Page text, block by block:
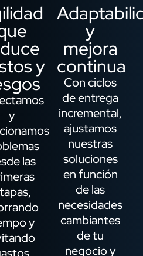
y
y
las
y
y
mejora
continua
Con ciclos
de entrega
incremental,
ajustamos
nuestras
soluciones
en función
de las
necesidades
cambiantes
de tu
negocio y